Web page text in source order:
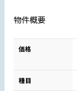
物件概要
価格
種目